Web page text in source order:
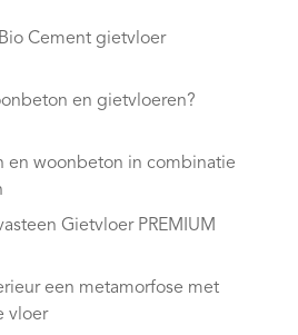
Cement gietvloer
en gietvloeren?
en woonbeton in combinatie
Gietvloer PREMIUM
een metamorfose met
vloer